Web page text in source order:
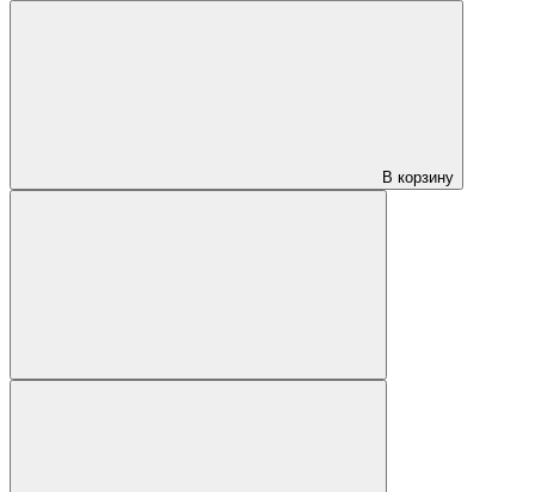
В корзину